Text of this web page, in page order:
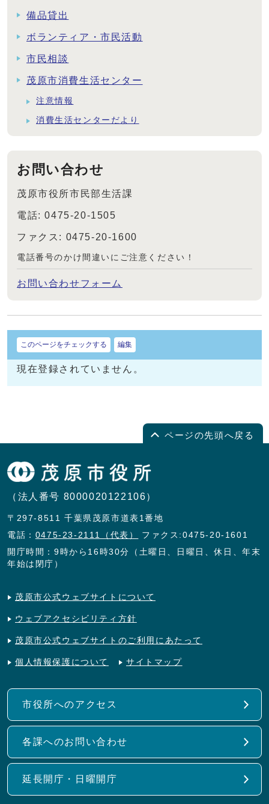
備品貸出
ボランティア・市民活動
市民相談
茂原市消費生活センター
注意情報
消費生活センターだより
お問い合わせ
茂原市役所市民部生活課
電話: 0475-20-1505
ファクス: 0475-20-1600
電話番号のかけ間違いにご注意ください！
お問い合わせフォーム
このページをチェックする 編集
現在登録されていません。
ページの先頭へ戻る
（法人番号 8000020122106）
〒297-8511 千葉県茂原市道表1番地
電話： 0475-23-2111（代表）
ファクス:0475-20-1601
開庁時間：9時から16時30分（土曜日、日曜日、休日、年末
年始は閉庁）
茂原市公式ウェブサイトについて
ウェブアクセシビリティ方針
茂原市公式ウェブサイトのご利用にあたって
個人情報保護について サイトマップ
市役所へのアクセス
各課へのお問い合わせ
延長開庁・日曜開庁